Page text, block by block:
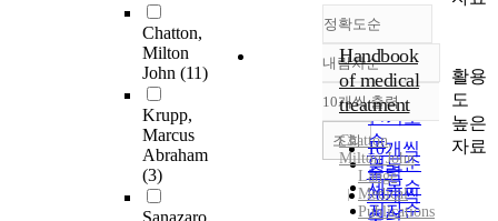
Chatton,
Milton
John (11)
Krupp,
Marcus
Abraham
(3)
정확도순
정확도
순
인기도
순
연도순
제목순
저자순
내림차순
내림차순
10개씩 출력
10개씩
출력
20개씩
조회
Handbook
of medical
treatment
Chatton,
Milton John
Lange
Medical
Publications
활용
도
높은
자료